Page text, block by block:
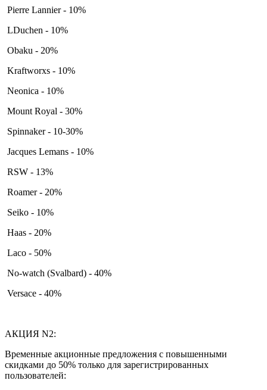
Pierre Lannier - 10%
LDuchen - 10%
Obaku - 20%
Kraftworxs - 10%
Neonica - 10%
Mount Royal - 30%
Spinnaker - 10-30%
Jacques Lemans - 10%
RSW - 13%
Roamer - 20%
Seiko - 10%
Haas - 20%
Laco - 50%
No-watch (Svalbard) - 40%
Versace - 40%
АКЦИЯ N2:
Временные акционные предложения с повышенными
скидками до 50% только для зарегистрированных
пользователей: